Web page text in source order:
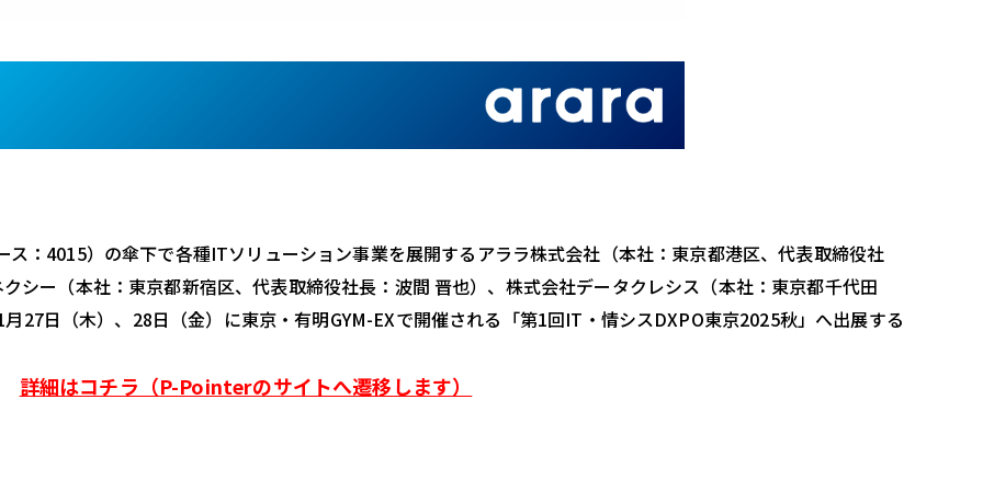
： 4015）の傘下で各種ITソリューション事業を展開するアララ株式会社（本社：東京都港区、代表取締役社
シー（本社：東京都新宿区、代表取締役社長：波間 晋也）、株式会社データクレシス（本社：東京都千代田
月27日（木）、 28日（金）に東京・有明GYM-EXで開催される「第1回IT ・情シスDXPO東京2025秋」へ出展する
詳細はコチラ（P-Pointerのサイトへ遷移します）